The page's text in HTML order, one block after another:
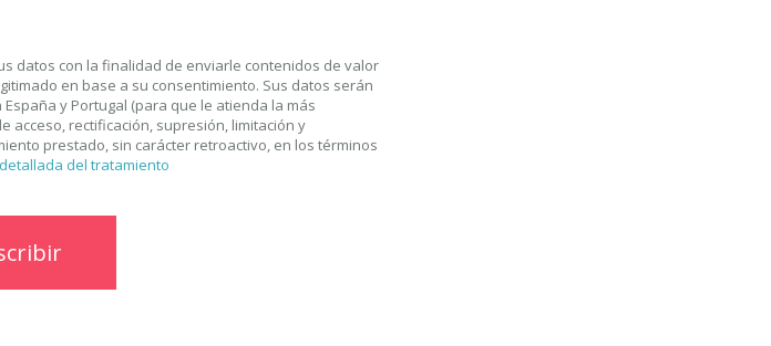
sus datos con la finalidad de enviarle contenidos de valor
en base a su consentimiento. Sus datos serán
y Portugal (para que le atienda la más
acceso, rectificación, supresión, limitación y
prestado, sin carácter retroactivo, en los términos
del tratamiento